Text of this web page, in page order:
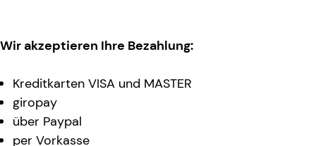
Wir akzeptieren Ihre Bezahlung:
Kreditkarten VISA und MASTER
giropay
über Paypal
per Vorkasse